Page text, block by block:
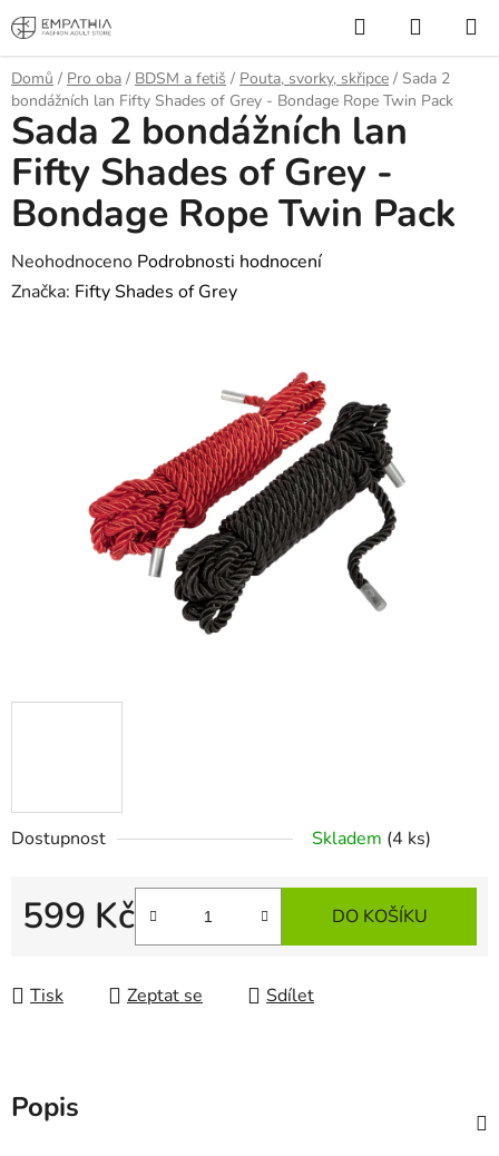
Přejít
na
obsah
Hledat
KOŠÍK
Domů / Pro oba / BDSM a fetiš / Pouta, svorky, skřipce / Sada 2
bondážních lan Fifty Shades of Grey - Bondage Rope Twin Pack
Dostupnost Skladem (4 ks)
599 Kč DO KOŠÍKU
Tisk Zeptat se Sdílet
Sada 2 bondážních lan
Fifty Shades of Grey -
Bondage Rope Twin Pack
Průměrné
hodnocení
Neohodnoceno Podrobnosti hodnocení
Značka: Fifty Shades of Grey
Popis